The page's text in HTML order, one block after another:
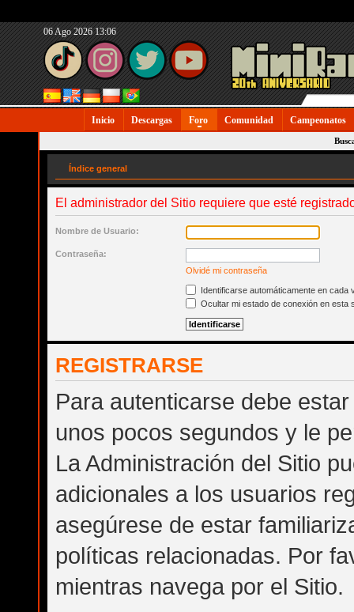
06 Ago 2026 13:06
Inicio Descargas Foro Comunidad Campeonatos
Índice general
El administrador del Sitio requiere que esté
Nombre de Usuario:
Contraseña:
Olvidé mi contraseña
Identificarse automáticamente en cada
Ocultar mi estado de conexión en esta
REGISTRARSE
Para autenticarse debe
unos pocos segundos y le
La Administración del Sitio
adicionales a los usuarios
asegúrese de estar
políticas relacionadas. Por
mientras navega por el Sitio.